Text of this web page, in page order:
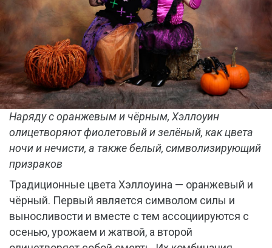
Наряду с оранжевым и чёрным, Хэллоуин
олицетворяют фиолетовый и зелёный, как цвета
ночи и нечисти, а также белый, символизирующий
призраков
Традиционные цвета Хэллоуина — оранжевый и
чёрный. Первый является символом силы и
выносливости и вместе с тем ассоциируются с
осенью, урожаем и жатвой, а второй